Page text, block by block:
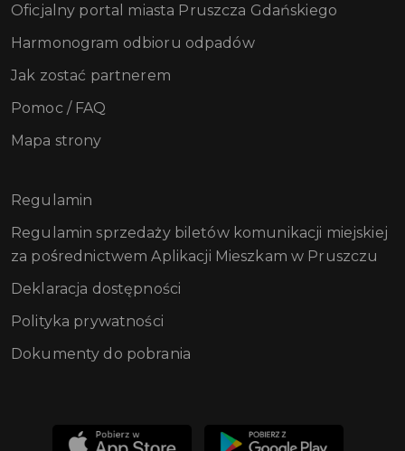
Oficjalny portal miasta Pruszcza Gdańskiego
Harmonogram odbioru odpadów
Jak zostać partnerem
Pomoc / FAQ
Mapa strony
Regulamin
Regulamin sprzedaży biletów komunikacji miejskiej
za pośrednictwem Aplikacji Mieszkam w Pruszczu
Deklaracja dostępności
Polityka prywatności
Dokumenty do pobrania